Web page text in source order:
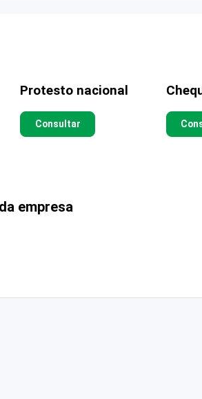
Protesto nacional
Consultar
empresa